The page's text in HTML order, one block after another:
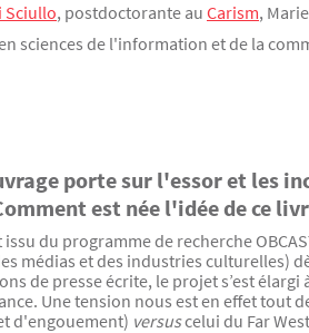
Sciullo, postdoctorante au Carism,
sciences de l'information et de la
porte sur l'essor et les
est née l'idée de ce
issu du programme de recherche
médias et des industries culturelles)
de presse écrite, le projet s’est
Une tension nous est en effet tout
d'engouement) versuscelui du Far